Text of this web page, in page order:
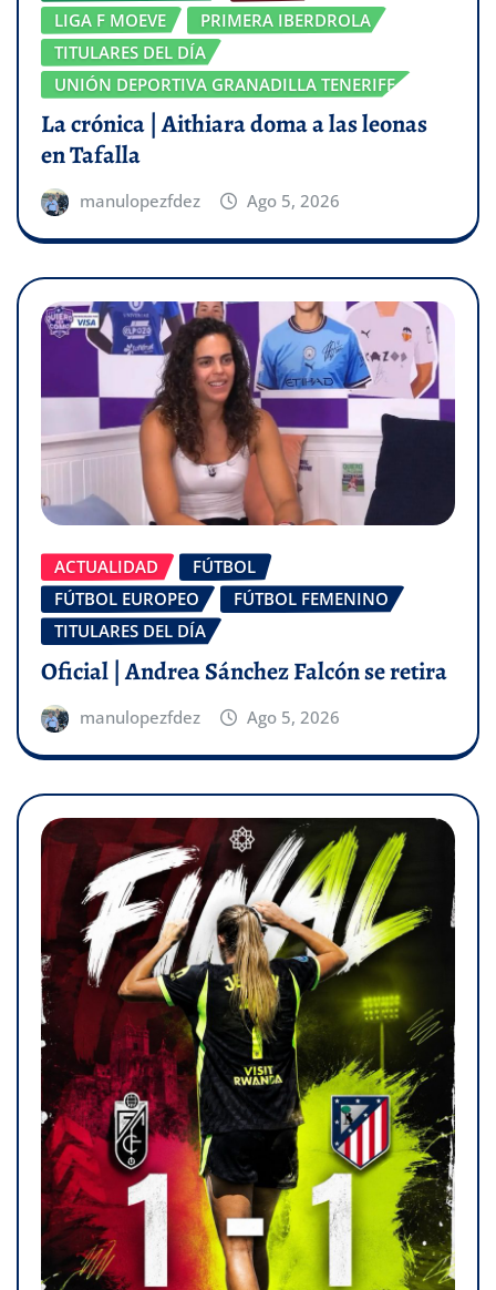
LIGA F MOEVE
PRIMERA IBERDROLA
TITULARES DEL DÍA
UNIÓN DEPORTIVA GRANADILLA TENERIFE
La crónica | Aithiara doma a las leonas
en Tafalla
manulopezfdez Ago 5, 2026
ACTUALIDAD
FÚTBOL
FÚTBOL EUROPEO
FÚTBOL FEMENINO
TITULARES DEL DÍA
Oficial | Andrea Sánchez Falcón se retira
manulopezfdez Ago 5, 2026